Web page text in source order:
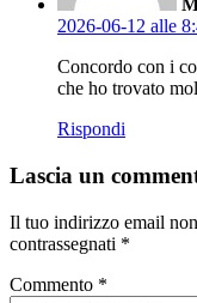
2026-06-12 alle
Concordo con i
che ho trovato
Rispondi
Lascia un
Il tuo indirizzo email
contrassegnati *
Commento *